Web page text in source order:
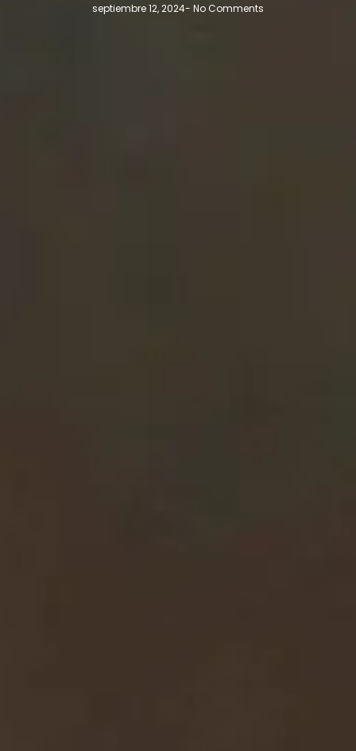
septiembre 12, 2024- No Comments